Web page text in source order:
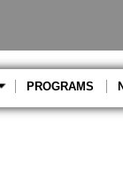
PROGRAMS